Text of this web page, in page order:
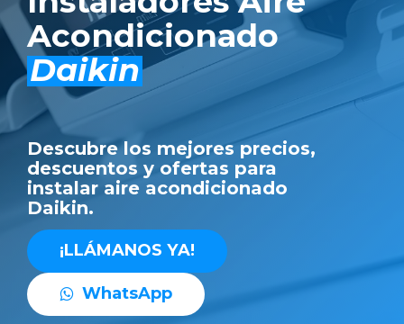
Acondicionado
Daikin
Descubre los mejores precios,
descuentos y ofertas para
instalar aire acondicionado
Daikin.
¡LLÁMANOS YA!
WhatsApp